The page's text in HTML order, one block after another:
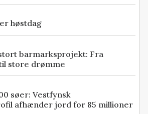
høstdag
barmarksprojekt: Fra
store drømme
søer: Vestfynsk
afhænder jord for 85 millioner